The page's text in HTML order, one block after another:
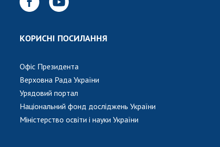
АКАДЕМІЯ КОМЕНТУЄ
КАБІНЕТ
КОРИСНІ ПОСИЛАННЯ
Офіс Президента
Верховна Рада України
Урядовий портал
Національний фонд досліджень України
Міністерство освіти і науки України